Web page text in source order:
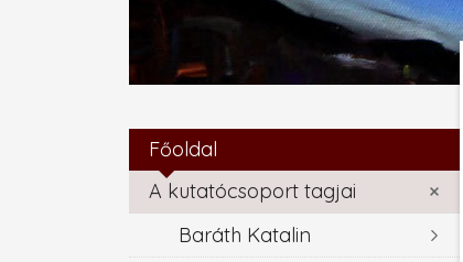
Főoldal
A kutatócsoport tagjai
Baráth Katalin